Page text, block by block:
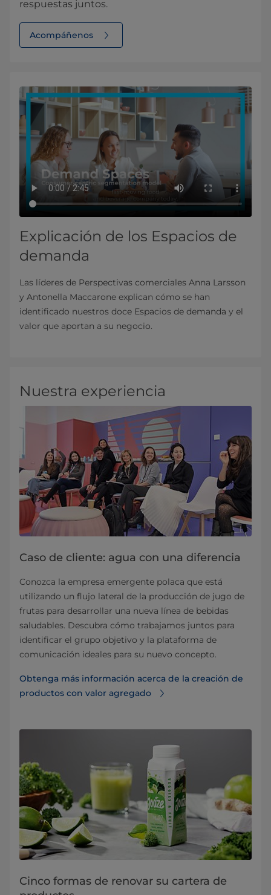
respuestas juntos.
Acompáñenos
Explicación de los Espacios de
demanda
Las líderes de Perspectivas comerciales Anna Larsson
y Antonella Maccarone explican cómo se han
identificado nuestros doce Espacios de demanda y el
valor que aportan a su negocio.
Nuestra experiencia
Caso de cliente: agua con una diferencia
Conozca la empresa emergente polaca que está
utilizando un flujo lateral de la producción de jugo de
frutas para desarrollar una nueva línea de bebidas
saludables. Descubra cómo trabajamos juntos para
identificar el grupo objetivo y la plataforma de
comunicación ideales para su nuevo concepto.
Obtenga más información acerca de la creación de
productos con valor agregado
Cinco formas de renovar su cartera de